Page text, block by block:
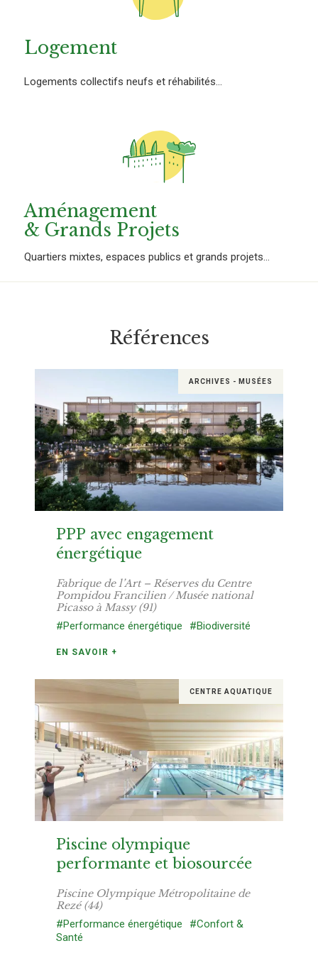
Logement
Logements collectifs neufs et réhabilités...
Aménagement
& Grands Projets
Quartiers mixtes, espaces publics et grands projets...
Références
ARCHIVES - MUSÉES
PPP avec engagement
énergétique
Fabrique de l’Art – Réserves du Centre
Pompidou Francilien / Musée national
Picasso à Massy (91)
#Performance énergétique
#Biodiversité
EN SAVOIR +
CENTRE AQUATIQUE
Piscine olympique
performante et biosourcée
Piscine Olympique Métropolitaine de
Rezé (44)
#Performance énergétique
#Confort &
Santé